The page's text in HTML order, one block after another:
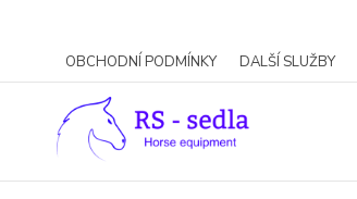
OBCHODNÍ PODMÍNKY DALŠÍ SLUŽBY